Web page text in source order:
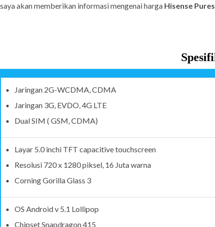
saya akan memberikan informasi mengenai harga Hisense
Jaringan 2G-WCDMA, CDMA
Jaringan 3G, EVDO, 4G LTE
Dual SIM ( GSM, CDMA)
Layar 5.0 inchi TFT capacitive touchscreen
Resolusi 720 x 1280 piksel, 16 Juta warna
Corning Gorilla Glass 3
OS Android v 5.1 Lollipop
Chipset Snapdragon 415